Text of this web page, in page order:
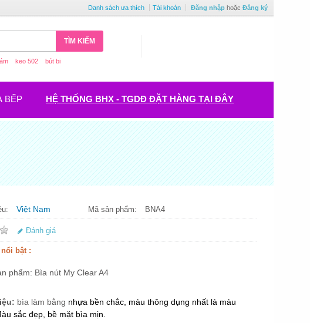
Danh sách ưa thích Tài khoản Đăng nhập hoặc Đăng ký
TÌM KIẾM
keo 502 bút bi
BẾP HỆ THỐNG BHX - TGDĐ ĐẶT HÀNG TẠI ĐÂY
Việt Nam Mã sản phẩm: BNA4
Đánh giá
bật :
phẩm: Bìa nút My Clear A4
bìa làm bằng nhựa bền chắc, màu thông dụng nhất là màu
sắc đẹp, bề mặt bìa mịn.